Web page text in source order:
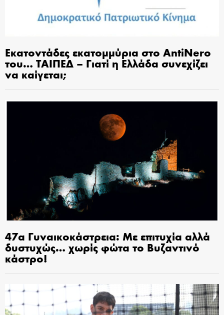
Εκατοντάδες εκατομμύρια στο AntiNero
του… ΤΑΙΠΕΔ – Γιατί η Ελλάδα συνεχίζει
να καίγεται;
47α Γυναικοκάστρεια: Με επιτυχία αλλά
δυστυχώς… χωρίς φώτα το Βυζαντινό
κάστρο!